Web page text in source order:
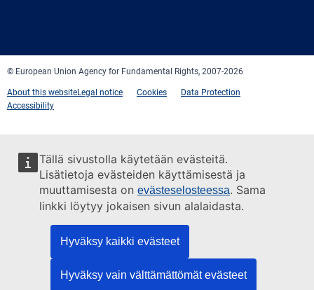
Tällä sivustolla käytetään evästeitä.
Lisätietoja evästeiden käyttämisestä ja
muuttamisesta on evästeselosteessa. Sama
linkki löytyy jokaisen sivun alalaidasta.
Hyväksy kaikki evästeet
Hyväksy vain välttämättömät evästeet
© European Union Agency for Fundamental Rights, 2007-2026
About this websiteLegal notice Cookies
Data Protection
Accessibility